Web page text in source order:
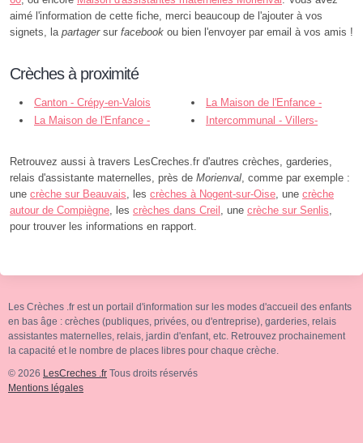
aimé l'information de cette fiche, merci beaucoup de l'ajouter à vos
signets, la partagersur facebook ou bien l'envoyer par email à vos amis !
Crèches à proximité
Canton - Crépy-en-Valois
La Maison de l'Enfance -
Crépy-en-Valois
La Maison de l'Enfance -
Intercommunal - Villers-
Retrouvez aussi à travers LesCreches.fr d'autres crèches, garderies,
relais d'assistante maternelles, près de Morienval , comme par exemple :
une crèche sur Beauvais , les crèches à Nogent-sur-Oise , une crèche
autour de Compiègne , les crèches dans Creil , une crèche sur Senlis
pour trouver les informations en rapport.
Les Crèches .fr est un portail d'information sur les modes d'accueil des enfants
en bas âge : crèches (publiques, privées, ou d'entreprise), garderies, relais
assistantes maternelles, relais, jardin d'enfant, etc. Retrouvez prochainement
la capacité et le nombre de places libres pour chaque crèche.
© 2026 LesCreches .fr Tous droits réservés
Mentions légales